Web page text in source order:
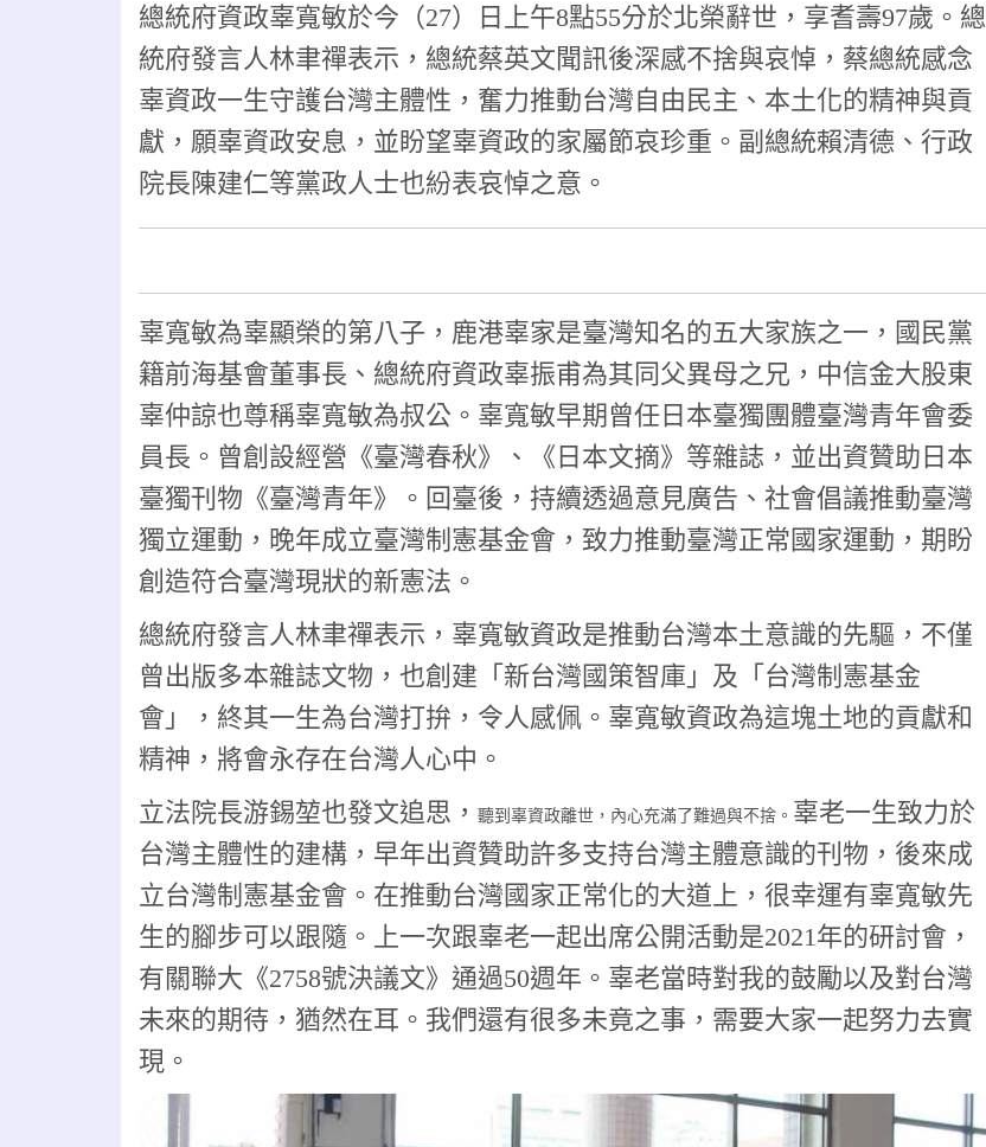
總統府資政辜寬敏於今（27）日上午8點55分於北榮辭世，享耆壽97歲。總
統府發言人林聿禪表示，總統蔡英文聞訊後深感不捨與哀悼，蔡總統感念
辜資政一生守護台灣主體性，奮力推動台灣自由民主、本土化的精神與貢
獻，願辜資政安息，並盼望辜資政的家屬節哀珍重。副總統賴清德、行政
院長陳建仁等黨政人士也紛表哀悼之意。
辜寬敏為辜顯榮的第八子， 鹿港辜家是臺灣知名的五大家族之一，國民黨
籍前海基會董事長、總統府資政辜振甫為其同父異母之兄，中信金大股東
辜仲諒也尊稱辜寬敏為叔公。辜寬敏早期曾任日本臺獨團體臺灣青年會委
員長。曾創設經營《臺灣春秋》、《日本文摘》等雜誌，並出資贊助日本
臺獨刊物《臺灣青年》。回臺後，持續透過意見廣告、社會倡議推動臺灣
獨立運動，晚年成立臺灣制憲基金會，致力推動臺灣正常國家運動，期盼
創造符合臺灣現狀的新憲法。
總統府發言人林聿禪表示，辜寬敏資政是推動台灣本土意識的先驅，不僅
曾出版多本雜誌文物，也創建「新台灣國策智庫」及「台灣制憲基金
會」，終其一生為台灣打拚，令人感佩。辜寬敏資政為這塊土地的貢獻和
精神，將會永存在台灣人心中。
立法院長游錫堃也發文追思， 聽到辜資政離世，內心充滿了難過與不捨。 辜老一生致力於
台灣主體性的建構，早年出資贊助許多支持台灣主體意識的刊物，後來成
立台灣制憲基金會。在推動台灣國家正常化的大道上，很幸運有辜寬敏先
生的腳步可以跟隨。上一次跟辜老一起出席公開活動是2021年的研討會，
有關聯大《2758號決議文》通過50週年。辜老當時對我的鼓勵以及對台灣
未來的期待，猶然在耳。我們還有很多未竟之事，需要大家一起努力去實
現。